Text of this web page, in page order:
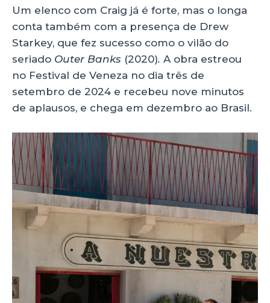
Um elenco com Craig já é forte, mas o longa
conta também com a presença de Drew
Starkey, que fez sucesso como o vilão do
seriado Outer Banks (2020). A obra estreou
no Festival de Veneza no dia três de
setembro de 2024 e recebeu nove minutos
de aplausos, e chega em dezembro ao Brasil.